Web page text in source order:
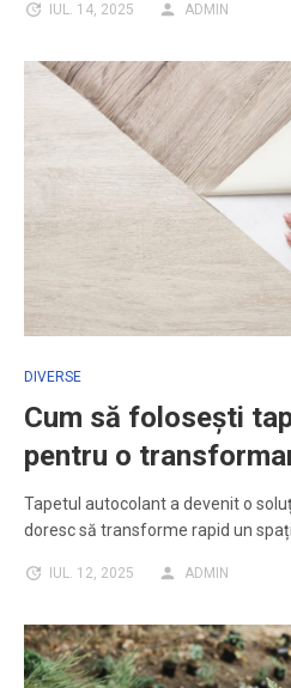
IUL. 14, 2025 ADMIN
DIVERSE
Cum să folosești
pentru o
Tapetul autocolant a devenit o
doresc să transforme rapid un
IUL. 12, 2025 ADMIN